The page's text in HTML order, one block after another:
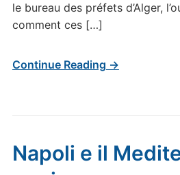
le bureau des préfets d’Alger,
comment ces […]
Continue Reading →
Napoli e il